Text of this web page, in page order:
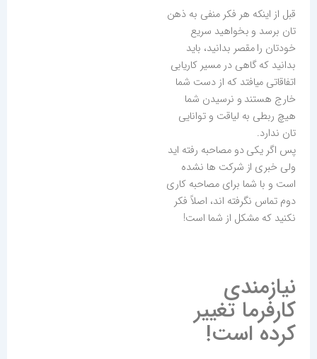
قبل از اینکه هر فکر منفی به ذهن
تان برسد و بخواهید سریع
خودتان را مقصر بدانید، باید
بدانید که گاهی در مسیر کاریابی
اتفاقاتی میافتد که از دست شما
خارج هستند و نرسیدن شما
هیچ ربطی به لیاقت و توانایی
تان ندارد.
پس اگر یکی دو مصاحبه رفته اید
ولی خبری از شرکت ها نشده
است و با شما برای مصاحبه کاری
دوم تماس نگرفته اند، اصلاً فکر
نکنید که مشکل از شما است!
نیازمندی
کارفرما تغییر
کرده است!